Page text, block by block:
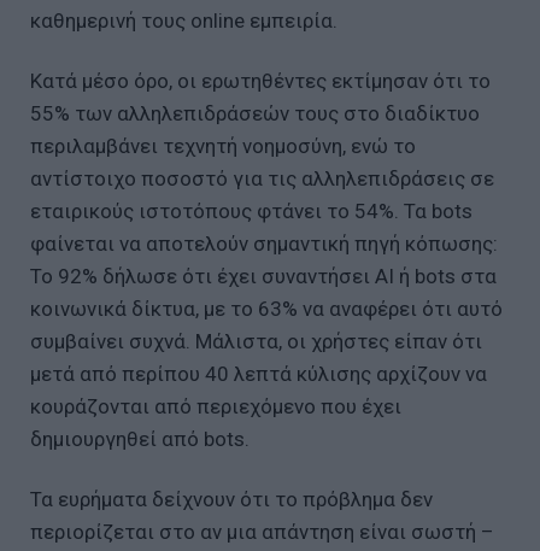
καθημερινή τους online εμπειρία.
Κατά μέσο όρο, οι ερωτηθέντες εκτίμησαν ότι το
55% των αλληλεπιδράσεών τους στο διαδίκτυο
περιλαμβάνει τεχνητή νοημοσύνη, ενώ το
αντίστοιχο ποσοστό για τις αλληλεπιδράσεις σε
εταιρικούς ιστοτόπους φτάνει το 54%. Τα bots
φαίνεται να αποτελούν σημαντική πηγή κόπωσης:
Το 92% δήλωσε ότι έχει συναντήσει AI ή bots στα
κοινωνικά δίκτυα, με το 63% να αναφέρει ότι αυτό
συμβαίνει συχνά. Μάλιστα, οι χρήστες είπαν ότι
μετά από περίπου 40 λεπτά κύλισης αρχίζουν να
κουράζονται από περιεχόμενο που έχει
δημιουργηθεί από bots.
Τα ευρήματα δείχνουν ότι το πρόβλημα δεν
περιορίζεται στο αν μια απάντηση είναι σωστή –